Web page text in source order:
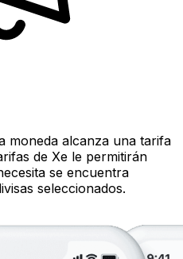
moneda alcanza una tarifa
de Xe le permitirán
se encuentra
seleccionados.